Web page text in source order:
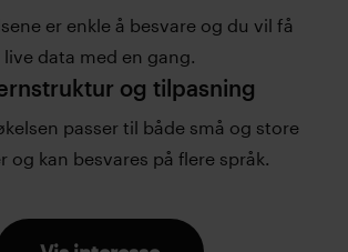
er enkle å besvare og du vil få
live data med en gang.
og tilpasning
passer til både små og store
og kan besvares på flere språk.